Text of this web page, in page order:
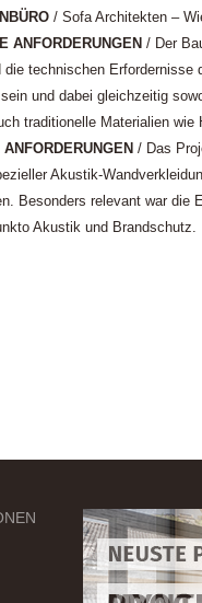
/ Sofa Architekten –
ANFORDERUNGEN / Der
die technischen Erfordernisse
und dabei gleichzeitig
traditionelle Materialien wie
/ Das
Akustik-
Besonders relevant war die
Akustik und Brandschutz.